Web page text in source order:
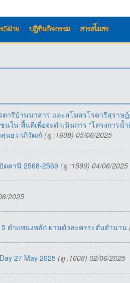
5ฝ่าย ปฎิทินกิจกรรม สารสโมสร
ารีบ้านนาสาร และสโมสรโรตารีสุราษ
นใน พื้นที่เพื่อจะดำเนินการ “โครงการน้
สุนธราภิวัฒก์ (ดู :1608) 05/06/2025
ตานี​ 2568-2569 (ดู :1590) 04/06/2025
2025
5 ตำแหน่งหลัก ผ่านตัวละครระดับตำนาน
27 May 2025 (ดู :1608) 02/06/2025